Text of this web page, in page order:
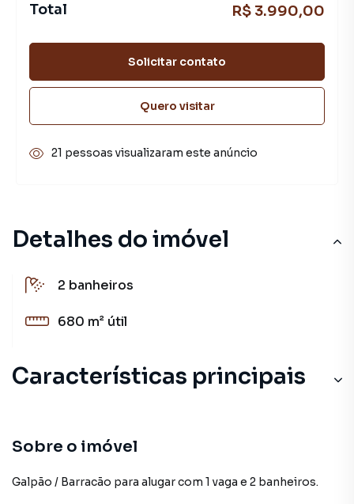
Detalhes do imóvel
2 banheiros
680 m² útil
Características principais
Sobre o imóvel
Galpão / Barracão para alugar com 1 vaga e 2 banheiros.
Total R$ 3.990,00
Solicitar contato
Quero visitar
21 pessoas visualizaram este anúncio